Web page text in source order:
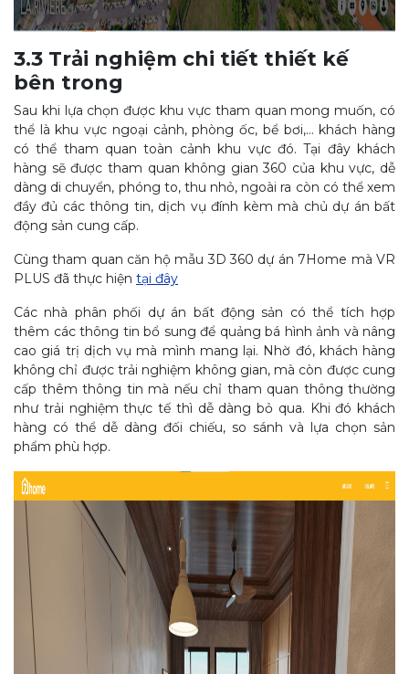
3.3 Trải nghiệm chi tiết thiết kế
bên trong
Sau khi lựa chọn được khu vực tham quan mong muốn, có
thể là khu vực ngoại cảnh, phòng ốc, bể bơi,… khách hàng
có thể tham quan toàn cảnh khu vực đó. Tại đây khách
hàng sẽ được tham quan không gian 360 của khu vực, dễ
dàng di chuyển, phóng to, thu nhỏ, ngoài ra còn có thể xem
đầy đủ các thông tin, dịch vụ đính kèm mà chủ dự án bất
động sản cung cấp.
Cùng tham quan căn hộ mẫu 3D 360 dự án 7Home mà VR
PLUS đã thực hiện tại đây
Các nhà phân phối dự án bất động sản có thể tích hợp
thêm các thông tin bổ sung để quảng bá hình ảnh và nâng
cao giá trị dịch vụ mà mình mang lại. Nhờ đó, khách hàng
không chỉ được trải nghiệm không gian, mà còn được cung
cấp thêm thông tin mà nếu chỉ tham quan thông thường
như trải nghiệm thực tế thì dễ dàng bỏ qua. Khi đó khách
hàng có thể dễ dàng đối chiếu, so sánh và lựa chọn sản
phẩm phù hợp.